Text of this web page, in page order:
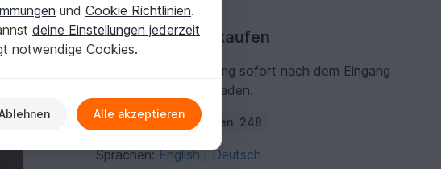
Häkelanleitung kaufen
Du kannst die Anleitung sofort nach dem Eingang
der Zahlung herunterladen.
Autor: amigoll9 Folgen 248
Sprachen:English| Deutsch
und Cookie Richtlinien.
deine Einstellungen jederzeit
notwendige Cookies.
Alle akzeptieren